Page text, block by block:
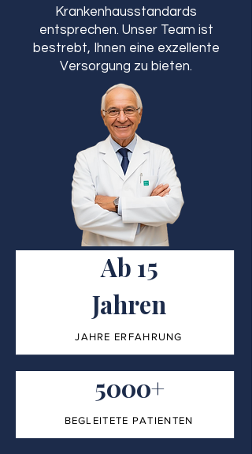
Krankenhausstandards
entsprechen. Unser Team ist
bestrebt, Ihnen eine exzellente
Versorgung zu bieten.
Ab 15
Jahren
JAHRE ERFAHRUNG
5000+
BEGLEITETE PATIENTEN